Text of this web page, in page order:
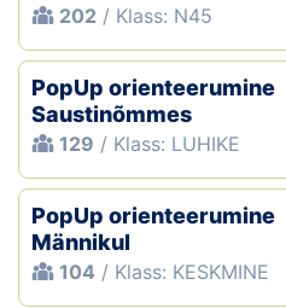
202 / Klass: N45
PopUp orienteerumine
Saustinõmmes
129 / Klass: LUHIKE
PopUp orienteerumine
Männikul
104 / Klass: KESKMINE